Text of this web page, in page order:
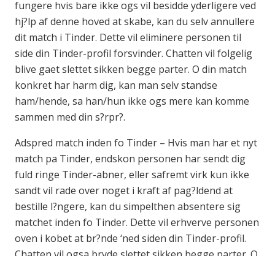
fungere hvis bare ikke ogs vil besidde yderligere ved
hj?lp af denne hoved at skabe, kan du selv annullere
dit match i Tinder. Dette vil eliminere personen til
side din Tinder-profil forsvinder. Chatten vil folgelig
blive gaet slettet sikken begge parter. O din match
konkret har harm dig, kan man selv standse
ham/hende, sa han/hun ikke ogs mere kan komme
sammen med din s?rpr?.
Adspred match inden fo Tinder – Hvis man har et nyt
match pa Tinder, endskon personen har sendt dig
fuld ringe Tinder-abner, eller safremt virk kun ikke
sandt vil rade over noget i kraft af pag?ldend at
bestille l?ngere, kan du simpelthen absentere sig
matchet inden fo Tinder. Dette vil erhverve personen
oven i kobet at br?nde ‘ned siden din Tinder-profil.